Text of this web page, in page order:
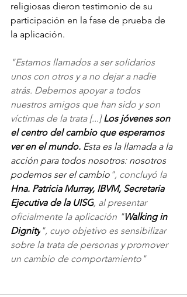
religiosas dieron testimonio de su
participación en la fase de prueba de
la aplicación.
"Estamos llamados a ser solidarios
unos con otros y a no dejar a nadie
atrás. Debemos apoyar a todos
nuestros amigos que han sido y son
víctimas de la trata [...] Los jóvenes son
el centro del cambio que esperamos
ver en el mundo. Esta es la llamada a la
acción para todos nosotros: nosotros
podemos ser el cambio ", concluyó la
Hna. Patricia Murray, IBVM, Secretaria
Ejecutiva de la UISG, al presentar
oficialmente la aplicación "Walking in
Dignity ", cuyo objetivo es sensibilizar
sobre la trata de personas y promover
un cambio de comportamiento"